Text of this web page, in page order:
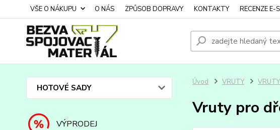
VŠE O NÁKUPU O NÁS ZPŮSOB DOPRAVY KONTAKTY RECENZE E-
HOTOVÉ SADY
VÝPRODEJ
Úvod VRUTY
Vruty pro